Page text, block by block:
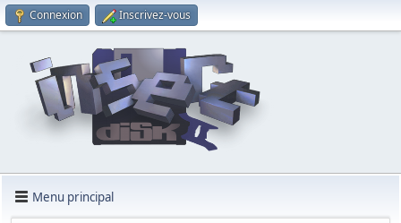
Connexion Inscrivez-vous
Menu principal